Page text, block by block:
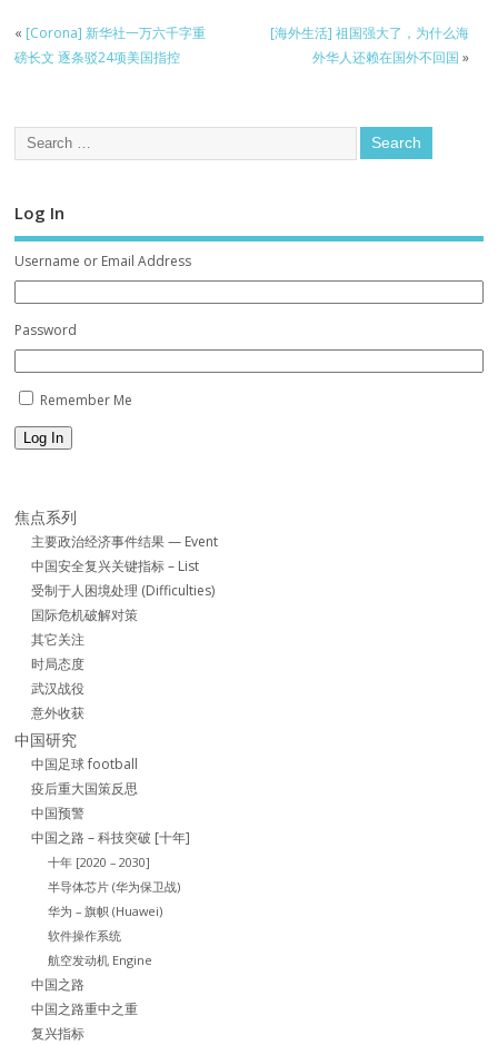
« [Corona] 新华社一万六千字重
磅长文 逐条驳24项美国指控
[海外生活] 祖国强大了，为什么海
外华人还赖在国外不回国 »
Log In
Username or Email Address
Password
Remember Me
Log In
焦点系列
主要政治经济事件结果 — Event
中国安全复兴关键指标 – List
受制于人困境处理 (Difficulties)
国际危机破解对策
其它关注
时局态度
武汉战役
意外收获
中国研究
中国足球 football
疫后重大国策反思
中国预警
中国之路 – 科技突破 [十年]
十年 [2020 – 2030]
半导体芯片 (华为保卫战)
华为 – 旗帜 (Huawei)
软件操作系统
航空发动机 Engine
中国之路
中国之路重中之重
复兴指标